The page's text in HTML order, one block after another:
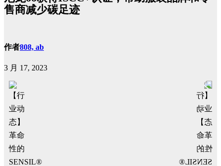
售商减少碳足迹
作者808, ab
3 月 17, 2023